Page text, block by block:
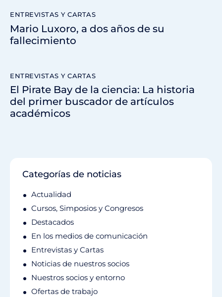
ENTREVISTAS Y CARTAS
Mario Luxoro, a dos años de su
fallecimiento
ENTREVISTAS Y CARTAS
El Pirate Bay de la ciencia: La historia
del primer buscador de artículos
académicos
Categorías de noticias
Actualidad
Cursos, Simposios y Congresos
Destacados
En los medios de comunicación
Entrevistas y Cartas
Noticias de nuestros socios
Nuestros socios y entorno
Ofertas de trabajo